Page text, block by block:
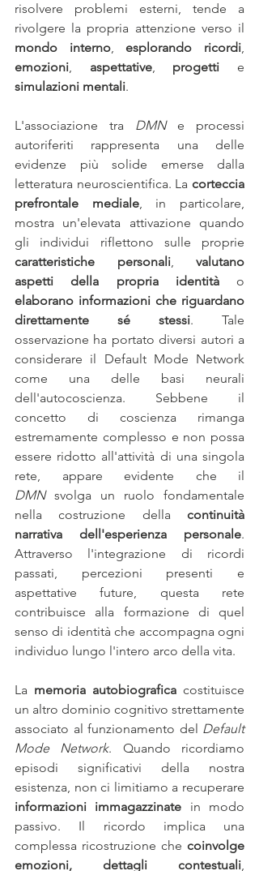
risolvere problemi esterni, tende a
mondo interno, esplorando ricordi
emozioni, aspettative, progetti
simulazioni mentali.
L'associazione tra DMN e processi
autoriferiti rappresenta una delle
evidenze più solide emerse dalla
letteratura neuroscientifica. La corteccia
prefrontale mediale, in particolare,
mostra un'elevata attivazione quando
caratteristiche personali, valutano
aspetti della propria identità
elaborano informazioni che riguardano
direttamente sé stessi. Tale
osservazione ha portato diversi autori a
considerare il Default Mode Network
come una delle basi neurali
dell'autocoscienza. Sebbene il
concetto di coscienza rimanga
estremamente complesso e non possa
essere ridotto all'attività di una singola
DMN svolga un ruolo fondamentale
nella costruzione della continuità
narrativa dell'esperienza personale.
Attraverso l'integrazione di ricordi
passati, percezioni presenti e
aspettative future, questa rete
contribuisce alla formazione di quel
senso di identità che accompagna ogni
individuo lungo l'intero arco della vita.
La memoria autobiografica costituisce
un altro dominio cognitivo strettamente
associato al funzionamento del Default
Mode Network. Quando ricordiamo
episodi significativi della nostra
informazioni immagazzinate in modo
passivo. Il ricordo implica una
complessa ricostruzione che coinvolge
emozioni,
dettagli contestuali